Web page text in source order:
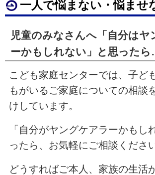
一人で悩まない・悩ませ
児童のみなさんへ「自分はヤ
ーかもしれない」と思った
こども家庭センターでは、子ど
もがいるご家庭についての相談
けしています。
「自分がヤングケアラーかもし
ったら、お気軽にご相談ください
どうすればご本人、家族の生活